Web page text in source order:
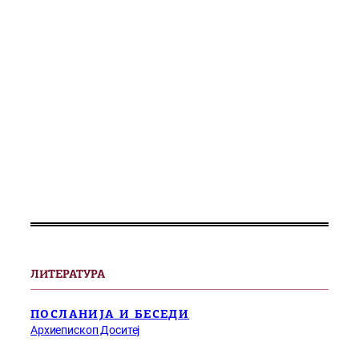
ЛИТЕРАТУРА
ПОСЛАНИЈА И БЕСЕДИ
Архиепископ Доситеј